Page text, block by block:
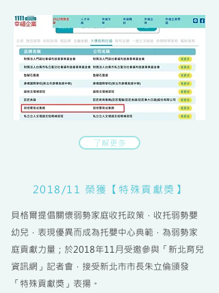
了解更多
2018/11 榮獲【特殊貢獻獎】
貝格爾提倡關懷弱勢家庭收托政策，收托弱勢嬰
幼兒，表現優異而成為托嬰中心典範，為弱勢家
庭貢獻力量；於2018年11月受邀參與​「新北育兒
資訊網」記者會，接受新北市市長朱立倫頒發
「特殊貢獻獎」表揚。